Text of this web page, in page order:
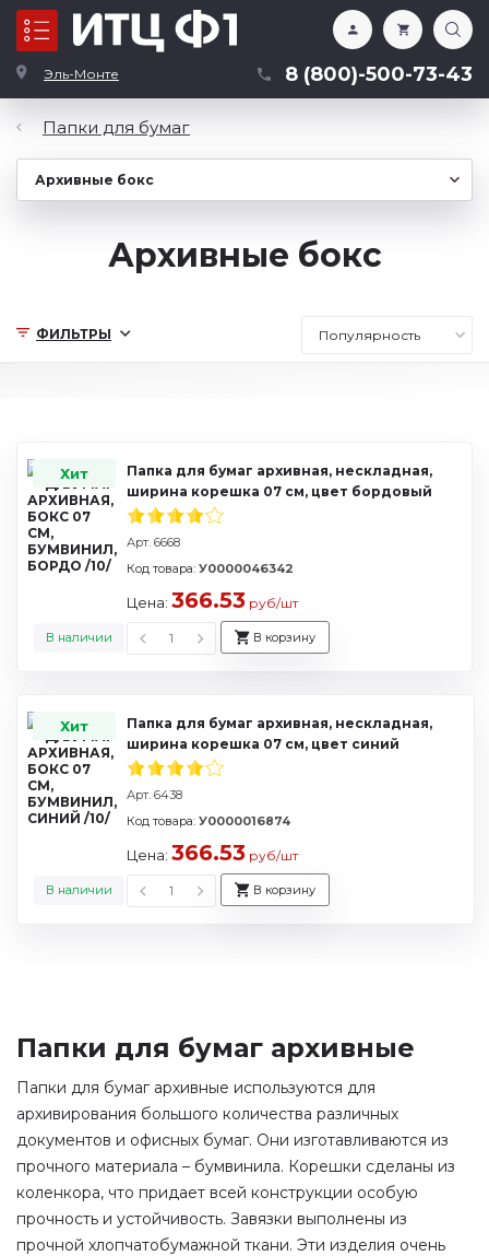
Эль-Монте 8 (800)-500-73-43
Каталог
ФИЛЬТРЫ
Папки для бумаг
Архивные бокс
Хит
Папка для бумаг архивная, нескладная,
ширина корешка 07 см, цвет бордовый
Арт. 6668
В наличии
Код товара: У0000046342
Цена: 366.53 руб/шт
В корзину
Хит
Папка для бумаг архивная, нескладная,
ширина корешка 07 см, цвет синий
Арт. 6438
В наличии
Код товара: У0000016874
Цена: 366.53 руб/шт
В корзину
Папки для бумаг архивные
Папки для бумаг архивные используются для
архивирования большого количества различных
документов и офисных бумаг. Они изготавливаются из
прочного материала – бумвинила. Корешки сделаны из
коленкора, что придает всей конструкции особую
прочность и устойчивость. Завязки выполнены из
прочной хлопчатобумажной ткани. Эти изделия очень